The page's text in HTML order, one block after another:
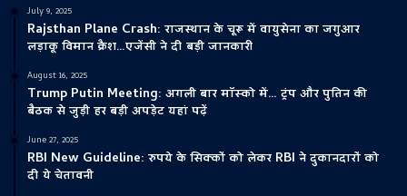
July 9, 2025
Rajsthan Plane Crash: राजस्थान के चूरू में वायुसेना का जगुआर
लड़ाकू विमान क्रैश…एजेंसी ने दी बड़ी जानकारी
August 16, 2025
Trump Putin Meeting: अगली बार मॉस्को में… ट्रंप और पुतिन की
बैठक से जुड़ी हर बड़ी अपड़ेट यहां पढ़ें
June 27, 2025
RBI New Guideline: रुपये के सिक्कों को लेकर RBI ने दुकानदारों को
दी ये चेतावनी